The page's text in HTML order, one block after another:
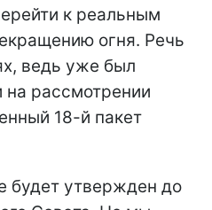
к реальным
огня. Речь
ведь уже был
на рассмотрении
18-й пакет
будет утвержден до